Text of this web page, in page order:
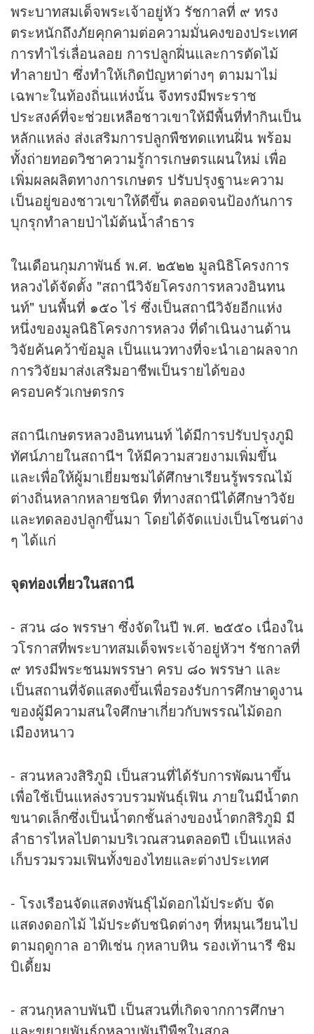
พระบาทสมเด็จพระเจ้าอยู่หัว รัชกาลที่ ๙ ทรง
ตระหนักถึงภัยคุกคามต่อความมั่นคงของประเทศ
การทำไร่เลื่อนลอย การปลูกฝิ่นและการตัดไม้
ทำลายป่า ซึ่งทำให้เกิดปัญหาต่างๆ ตามมาไม่
เฉพาะในท้องถิ่นแห่งนั้น จึงทรงมีพระราช
ประสงค์ที่จะช่วยเหลือชาวเขาให้มีพื้นที่ทำกินเป็น
หลักแหล่ง ส่งเสริมการปลูกพืชทดแทนฝิ่น พร้อม
ทั้งถ่ายทอดวิชาความรู้การเกษตรแผนใหม่ เพื่อ
เพิ่มผลผลิตทางการเกษตร ปรับปรุงฐานะความ
เป็นอยู่ของชาวเขาให้ดีขึ้น ตลอดจนป้องกันการ
บุกรุกทำลายป่าไม้ต้นน้ำลำธาร
ในเดือนกุมภาพันธ์ พ.ศ. ๒๕๒๒ มูลนิธิโครงการ
หลวงได้จัดตั้ง "สถานีวิจัยโครงการหลวงอินทน
นท์" บนพื้นที่ ๑๕๐ ไร่ ซึ่งเป็นสถานีวิจัยอีกแห่ง
หนึ่งของมูลนิธิโครงการหลวง ที่ดำเนินงานด้าน
วิจัยค้นคว้าข้อมูล เป็นแนวทางที่จะนำเอาผลจาก
การวิจัยมาส่งเสริมอาชีพเป็นรายได้ของ
ครอบครัวเกษตรกร
สถานีเกษตรหลวงอินทนนท์ ได้มีการปรับปรุงภูมิ
ทัศน์ภายในสถานีฯ ให้มีความสวยงามเพิ่มขึ้น
และเพื่อให้ผู้มาเยี่ยมชมได้ศึกษาเรียนรู้พรรณไม้
ต่างถิ่นหลากหลายชนิด ที่ทางสถานีได้ศึกษาวิจัย
และทดลองปลูกขึ้นมา โดยได้จัดแบ่งเป็นโซนต่าง
ๆ ได้แก่
จุดท่องเที่ยวในสถานี
- สวน ๘๐ พรรษา ซึ่งจัดในปี พ.ศ. ๒๕๕๐ เนื่องใน
วโรกาสที่พระบาทสมเด็จพระเจ้าอยู่หัวฯ รัชกาลที่
๙ ทรงมีพระชนมพรรษา ครบ ๘๐ พรรษา และ
เป็นสถานที่จัดแสดงขึ้นเพื่อรองรับการศึกษาดูงาน
ของผู้มีความสนใจศึกษาเกี่ยวกับพรรณไม้ดอก
เมืองหนาว
- สวนหลวงสิริภูมิ เป็นสวนที่ได้รับการพัฒนาขึ้น
เพื่อใช้เป็นแหล่งรวบรวมพันธุ์เฟิน ภายในมีน้ำตก
ขนาดเล็กซึ่งเป็นน้ำตกชั้นล่างของน้ำตกสิริภูมิ มี
ลำธารไหลไปตามบริเวณสวนตลอดปี เป็นแหล่ง
เก็บรวมรวมเฟินทั้งของไทยและต่างประเทศ
- โรงเรือนจัดแสดงพันธุ์ไม้ดอกไม้ประดับ จัด
แสดงดอกไม้ ไม้ประดับชนิดต่างๆ ที่หมุนเวียนไป
ตามฤดูกาล อาทิเช่น กุหลาบหิน รองเท้านารี ซิม
บิเดี้ยม
- สวนกุหลาบพันปี เป็นสวนที่เกิดจากการศึกษา